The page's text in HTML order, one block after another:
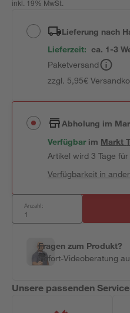
inkl. 19% MwSt.
Lieferung nach
Lieferzeit: ca. 1-3
Paketversand
zzgl. 5,95€
Abholung im
Verfügbar im Markt
Artikel wird 3 Tage
Verfügbarkeit in
Anzahl:
Fragen zum Produkt?
Sofort-Videoberatung
Unsere passenden